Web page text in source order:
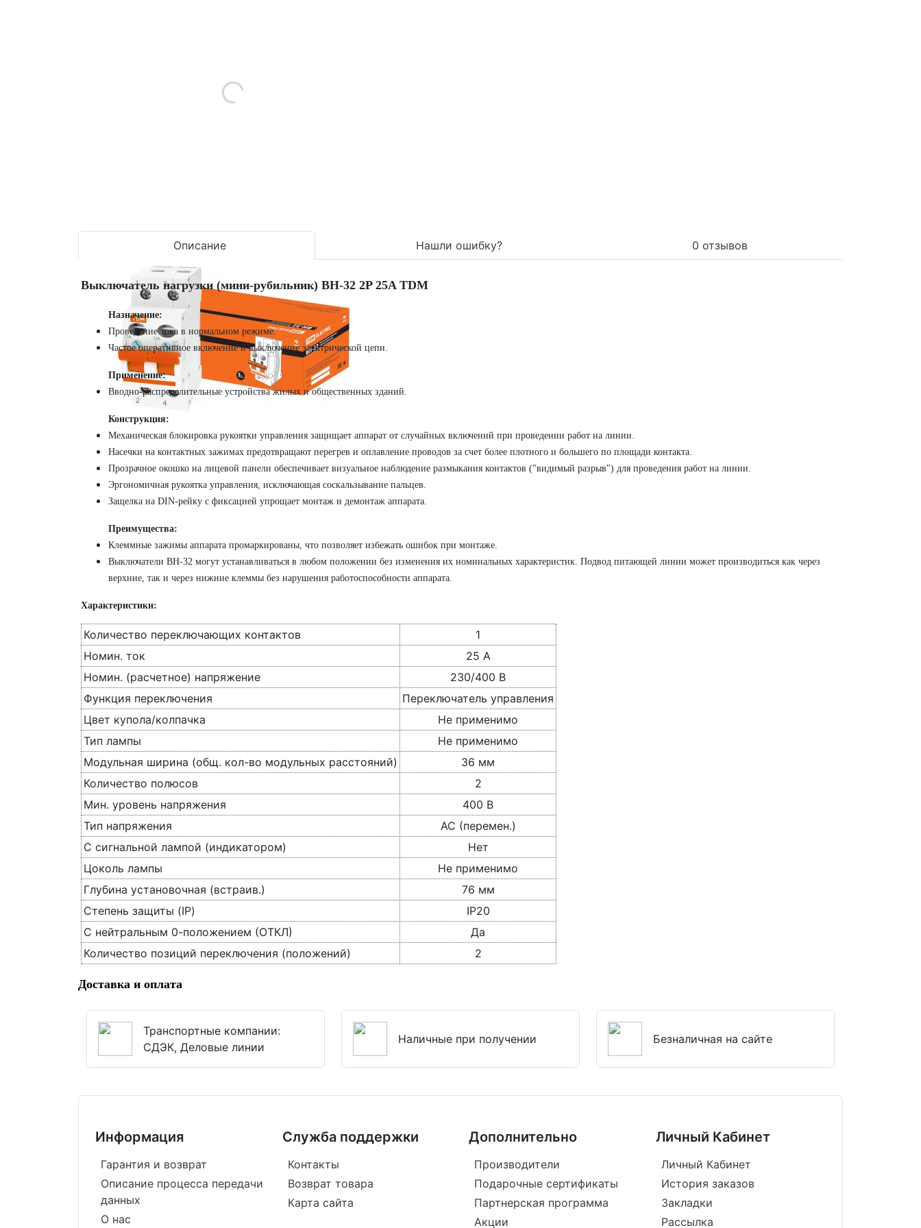
Описание Нашли ошибку? 0 отзывов
Выключатель нагрузки (мини-рубильник) ВН-32 2P 25A TDM
Назначение:
Проведение тока в нормальном режиме.
Частое оперативное включение и выключение электрической цепи.
Применение:
Вводно-распределительные устройства жилых и общественных зданий.
Конструкция:
Механическая блокировка рукоятки управления защищает аппарат от случайных включений при проведении работ на линии.
Насечки на контактных зажимах предотвращают перегрев и оплавление проводов за счет более плотного и большего по площади контакта.
Прозрачное окошко на лицевой панели обеспечивает визуальное наблюдение размыкания контактов ("видимый разрыв") для проведения работ на линии.
Эргономичная рукоятка управления, исключающая соскальзывание пальцев.
Защелка на DIN-рейку с фиксацией упрощает монтаж и демонтаж аппарата.
Преимущества:
Клеммные зажимы аппарата промаркированы, что позволяет избежать ошибок при монтаже.
Выключатели ВН-32 могут устанавливаться в любом положении без изменения их номинальных характеристик. Подвод питающей линии может производиться как через
верхние, так и через нижние клеммы без нарушения работоспособности аппарата.
Характеристики:
Количество переключающих контактов
1
Номин. ток
25 А
Номин. (расчетное) напряжение
230/400 В
Функция переключения
Переключатель управления
Цвет купола/колпачка
Не применимо
Тип лампы
Не применимо
Модульная ширина (общ. кол-во модульных расстояний)
36 мм
Количество полюсов
2
Мин. уровень напряжения
400 В
Тип напряжения
AC (перемен.)
С сигнальной лампой (индикатором)
Нет
Цоколь лампы
Не применимо
Глубина установочная (встраив.)
76 мм
Степень защиты (IP)
IP20
С нейтральным 0-положением (ОТКЛ)
Да
Количество позиций переключения (положений)
2
Доставка и оплата
Транспортные компании:
СДЭК, Деловые линии
Наличные при получении Безналичная на сайте
Информация
Гарантия и возврат
Описание процесса передачи
данных
О нас
Служба поддержки
Контакты
Возврат товара
Карта сайта
Дополнительно
Производители
Подарочные сертификаты
Партнерская программа
Акции
Личный Кабинет
Личный Кабинет
История заказов
Закладки
Рассылка